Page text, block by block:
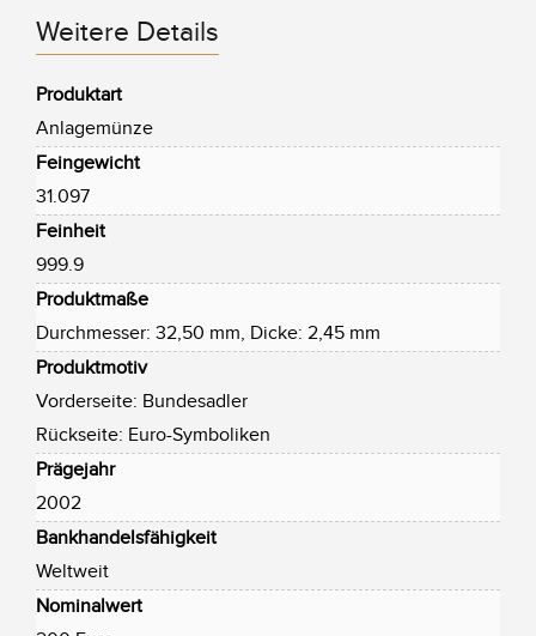
Weitere Details
Produktart
Anlagemünze
Feingewicht
31.097
Feinheit
999.9
Produktmaße
Durchmesser: 32,50 mm, Dicke: 2,45 mm
Produktmotiv
Vorderseite: Bundesadler
Rückseite: Euro-Symboliken
Prägejahr
2002
Bankhandelsfähigkeit
Weltweit
Nominalwert